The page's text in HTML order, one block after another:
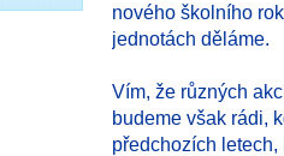
nového školního
jednotách děláme.
Vím, že různých
budeme však rádi,
předchozích